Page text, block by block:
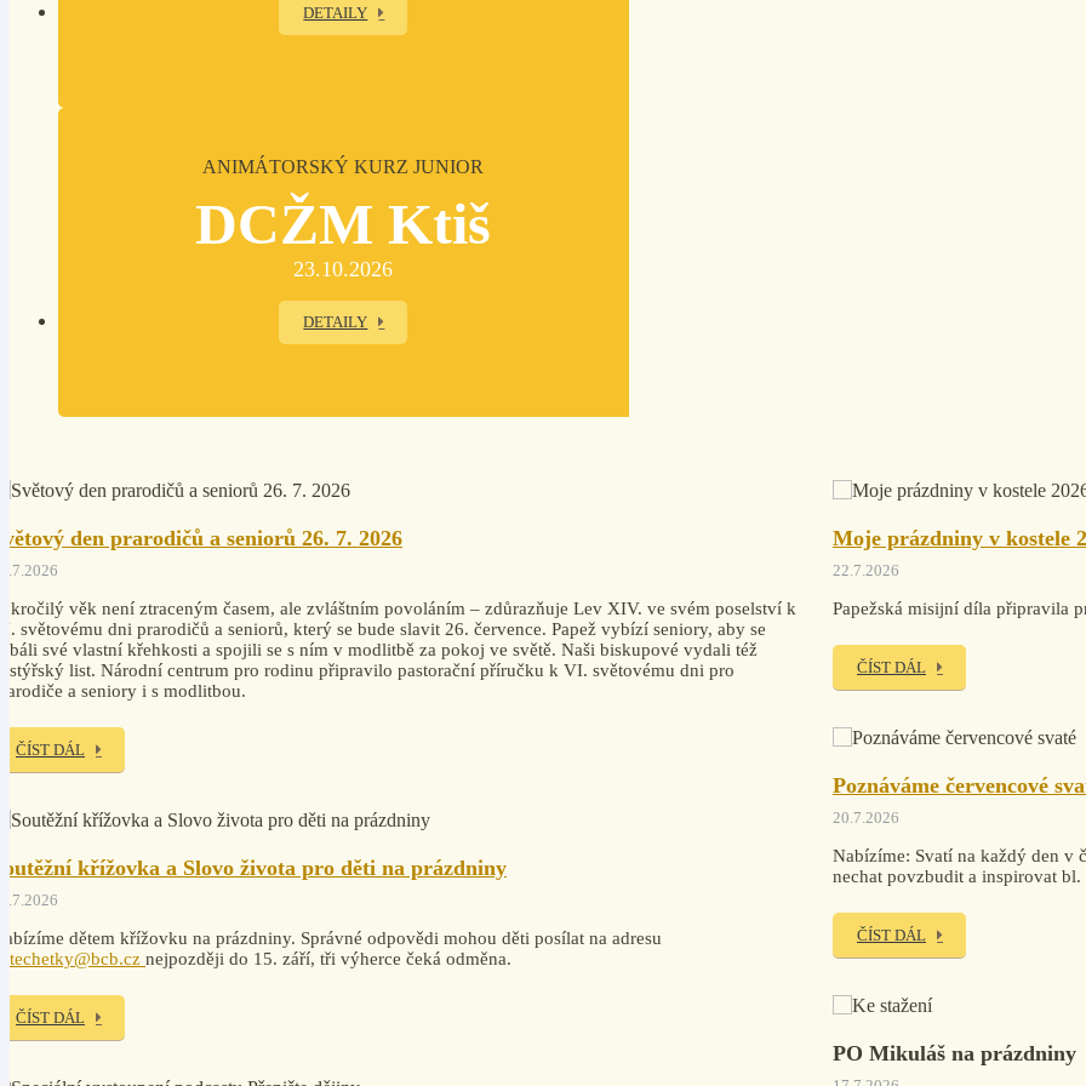
DETAILY
ANIMÁTORSKÝ KURZ JUNIOR
DCŽM Ktiš
23.10.2026
DETAILY
den prarodičů a seniorů 26. 7. 2026
věk není ztraceným časem, ale zvláštním povoláním – zdůrazňuje Lev XIV. ve svém poselství k
světovému dni prarodičů a seniorů, který se bude slavit 26. července. Papež vybízí seniory, aby se
své vlastní křehkosti a spojili se s ním v modlitbě za pokoj ve světě. Naši biskupové vydali též
list. Národní centrum pro rodinu připravilo pastorační příručku k VI. světovému dni pro
a seniory i s modlitbou.
ČÍST DÁL
křížovka a Slovo života pro děti na prázdniny
dětem křížovku na prázdniny. Správné odpovědi mohou děti posílat na adresu
nejpozději do 15. září, tři výherce čeká odměna.
ČÍST DÁL
Moje prázdniny v kostele
22.7.2026
Papežská misijní díla připravila
ČÍST DÁL
Poznáváme červencové
20.7.2026
Nabízíme: Svatí na každý den v
nechat povzbudit a inspirovat
ČÍST DÁL
PO Mikuláš na prázdniny